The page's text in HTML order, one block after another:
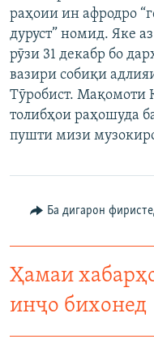
ВАРЗИШ
ОЗОДӢ ОНЛАЙН
ВИДЕО
НИГОРИСТОН
ГУЗОРИШҲОИ РАДИОӢ
РӮЙХАТҲО
КИТОБҲОИ ОЗОДӢ
Русский
ПАЙГИРӢ КУНЕД
Ҳамаи сомонаҳои
раҳоии ин афродро
дуруст” номид. Яке
рӯзи 31 декабр бо
вазири собиқи
Тӯробист. Мақомоти
толибҳои раҳошуда
пушти мизи
Ба дигарон
Ҳамаи
инҷо бихонед